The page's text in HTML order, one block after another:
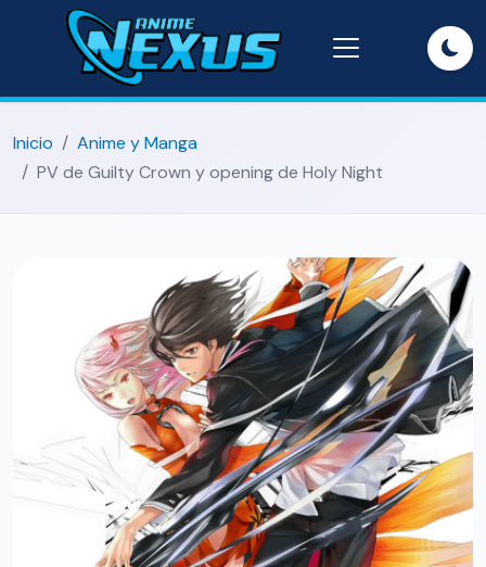
Inicio
Anime y Manga
PV de Guilty Crown y opening de Holy Night